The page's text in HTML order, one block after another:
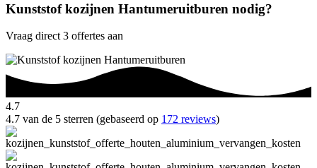
Kunststof kozijnen Hantumeruitburen nodig?
Vraag direct 3 offertes aan
4.7
4.7 van de 5 sterren (gebaseerd op 172 reviews)